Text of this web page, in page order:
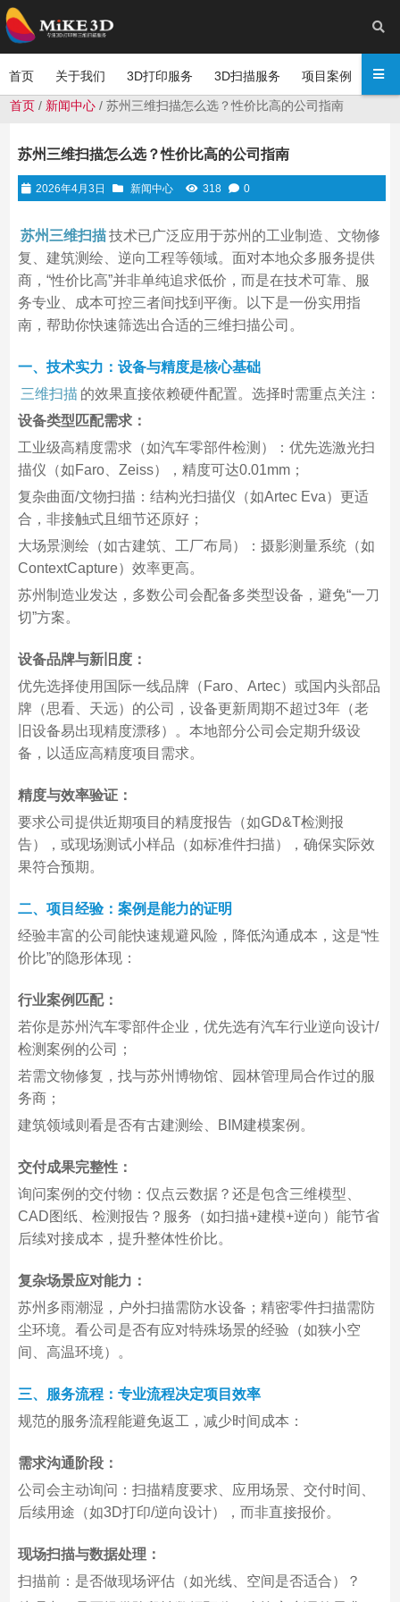
首页 关于我们 3D打印服务 3D扫描服务 项目案例 新
首页 / 新闻中心 / 苏州三维扫描怎么选？性价比高的公司指南
苏州三维扫描怎么选？性价比高的公司指南
2026年4月3日 新闻中心 318 0
苏州三维扫描技术已广泛应用于苏州的工业制造、文物修
复、建筑测绘、逆向工程等领域。面对本地众多服务提供
商，“性价比高”并非单纯追求低价，而是在技术可靠、服
务专业、成本可控三者间找到平衡。以下是一份实用指
南，帮助你快速筛选出合适的三维扫描公司。
一、技术实力：设备与精度是核心基础
三维扫描 的效果直接依赖硬件配置。选择时需重点关注：
设备类型匹配需求：
工业级高精度需求（如汽车零部件检测）：优先选激光扫
描仪（如Faro、Zeiss），精度可达0.01mm；
复杂曲面/文物扫描：结构光扫描仪（如Artec Eva）更适
合，非接触式且细节还原好；
大场景测绘（如古建筑、工厂布局）：摄影测量系统（如
ContextCapture）效率更高。
苏州制造业发达，多数公司会配备多类型设备，避免“一刀
切”方案。
设备品牌与新旧度：
优先选择使用国际一线品牌（Faro、Artec）或国内头部品
牌（思看、天远）的公司，设备更新周期不超过3年（老
旧设备易出现精度漂移）。本地部分公司会定期升级设
备，以适应高精度项目需求。
精度与效率验证：
要求公司提供近期项目的精度报告（如GD&T检测报
告），或现场测试小样品（如标准件扫描），确保实际效
果符合预期。
二、项目经验：案例是能力的证明
经验丰富的公司能快速规避风险，降低沟通成本，这是“性
价比”的隐形体现：
行业案例匹配：
若你是苏州汽车零部件企业，优先选有汽车行业逆向设计/
检测案例的公司；
若需文物修复，找与苏州博物馆、园林管理局合作过的服
务商；
建筑领域则看是否有古建测绘、BIM建模案例。
交付成果完整性：
询问案例的交付物：仅点云数据？还是包含三维模型、
CAD图纸、检测报告？服务（如扫描+建模+逆向）能节省
后续对接成本，提升整体性价比。
复杂场景应对能力：
苏州多雨潮湿，户外扫描需防水设备；精密零件扫描需防
尘环境。看公司是否有应对特殊场景的经验（如狭小空
间、高温环境）。
三、服务流程：专业流程决定项目效率
规范的服务流程能避免返工，减少时间成本：
需求沟通阶段：
公司会主动询问：扫描精度要求、应用场景、交付时间、
后续用途（如3D打印/逆向设计），而非直接报价。
现场扫描与数据处理：
扫描前：是否做现场评估（如光线、空间是否适合）？